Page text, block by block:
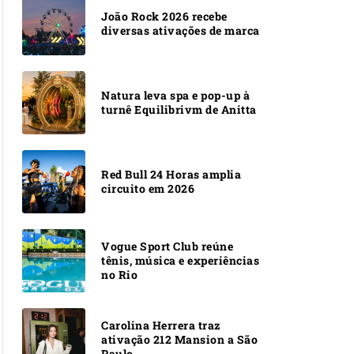
João Rock 2026 recebe
diversas ativações de marca
Natura leva spa e pop-up à
turnê Equilibrivm de Anitta
Red Bull 24 Horas amplia
circuito em 2026
Vogue Sport Club reúne
tênis, música e experiências
no Rio
Carolina Herrera traz
ativação 212 Mansion a São